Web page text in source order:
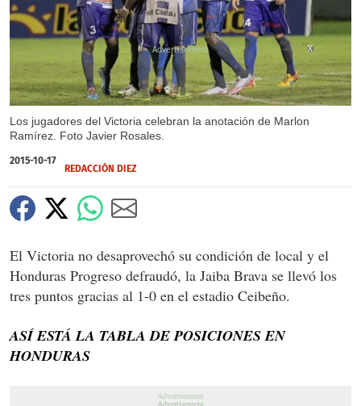
Los jugadores del Victoria celebran la anotación de Marlon
Ramírez. Foto Javier Rosales.
X
X
X
2015-10-17
REDACCIÓN DIEZ
El Victoria no desaprovechó su condición de local y el
Honduras Progreso defraudó, la Jaiba Brava se llevó los
tres puntos gracias al 1-0 en el estadio Ceibeño.
ASÍ ESTÁ LA TABLA DE POSICIONES EN
HONDURAS